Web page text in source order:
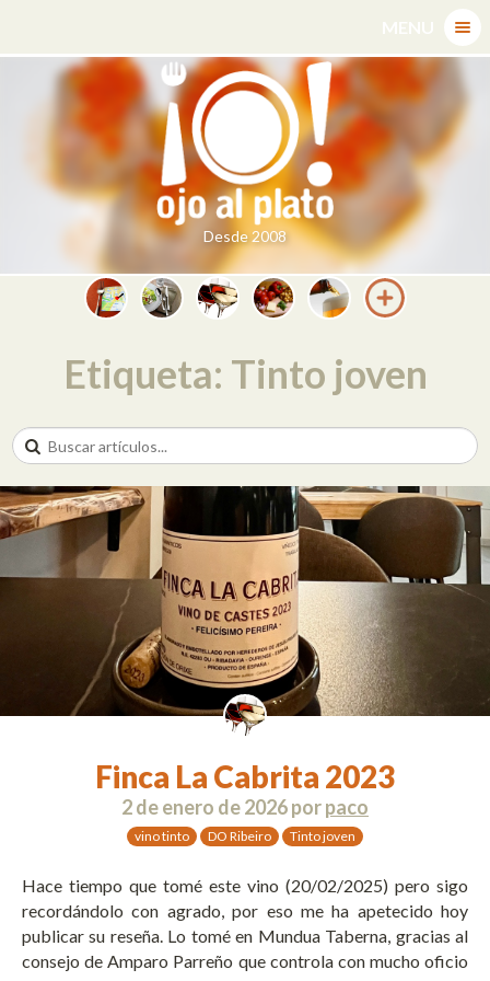
content
MENU
Desde 2008
Etiqueta: Tinto joven
Finca La Cabrita 2023
2 de enero de 2026porpaco
vino tinto DO Ribeiro Tinto joven
Hace tiempo que tomé este vino (20/02/2025) pero sigo
recordándolo con agrado, por eso me ha apetecido hoy
publicar su reseña. Lo tomé en Mundua Taberna, gracias al
consejo de Amparo Parreño que controla con mucho oficio